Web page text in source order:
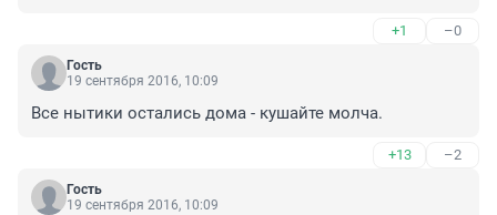
+1 –0
Гость
19 сентября 2016, 10:09
Все нытики остались дома - кушайте молча.
+13 –2
Гость
19 сентября 2016, 10:09